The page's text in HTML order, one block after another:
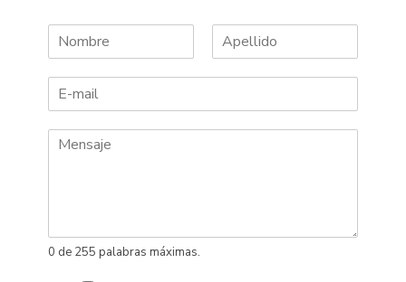
o
b
p
l
0 de 255 palabras máximas.